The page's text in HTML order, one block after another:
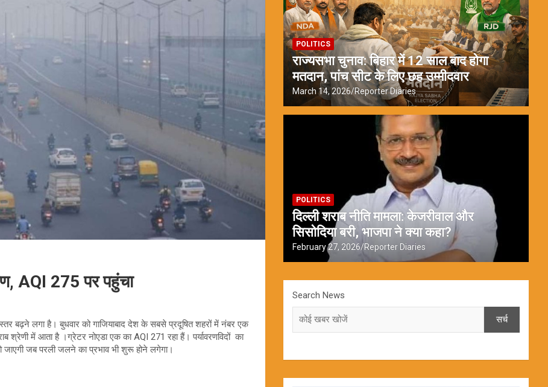
AQI 275 पर पहुंचा
बढ़ने लगा है। बुधवार को गाजियाबाद देश के सबसे प्रदूषित शहरों में नंबर एक
श्रेणी में आता है ।ग्रेटर नोएडा एक का AQI 271 रहा हैं। पर्यावरणविदों का
जाएगी जब परली जलने का प्रभाव भी शुरू होने लगेगा।
POLITICS
राज्यसभा चुनाव: बिहार में 12 साल बाद होगा
मतदान, पांच सीट के लिए छह उम्मीदवार
March 14, 2026 Reporter Diaries
POLITICS
दिल्ली शराब नीति मामला: केजरीवाल और
सिसोदिया बरी, भाजपा ने क्या कहा?
February 27, 2026 Reporter Diaries
Search News
सर्च